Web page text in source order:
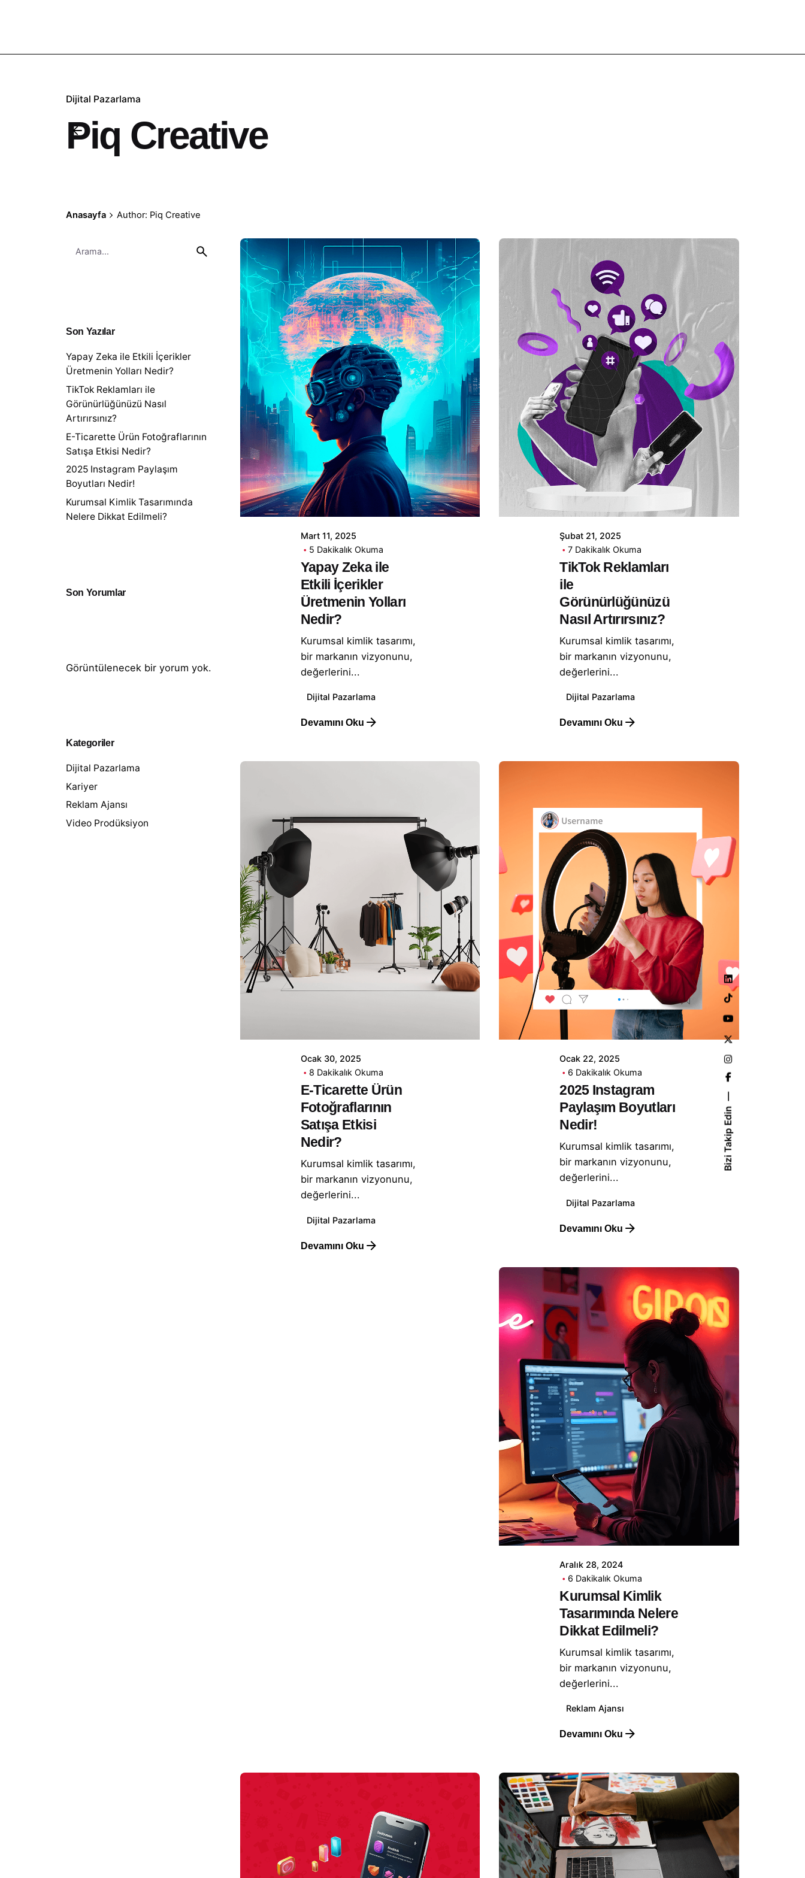
Bizi Takip Edin
Dijital Pazarlama
Piq Creative
Anasayfa Author: Piq Creative
f
r
Son Yazılar
Yapay Zeka ile Etkili İçerikler
Üretmenin Yolları Nedir?
TikTok Reklamları ile
Görünürlüğünüzü Nasıl
Artırırsınız?
E-Ticarette Ürün Fotoğraflarının
Satışa Etkisi Nedir?
2025 Instagram Paylaşım
Boyutları Nedir!
Kurumsal Kimlik Tasarımında
Nelere Dikkat Edilmeli?
Son Yorumlar
Görüntülenecek bir yorum yok.
Kategoriler
Dijital Pazarlama
Kariyer
Reklam Ajansı
Video Prodüksiyon
Yazar
Piq Creative
Mart 11, 2025
5 Dakikalık Okuma
Yapay Zeka ile
Etkili İçerikler
Üretmenin Yolları
Nedir?
Kurumsal kimlik tasarımı,
bir markanın vizyonunu,
değerlerini...
Dijital Pazarlama
Devamını Oku
Yazar
Piq Creative
Şubat 21, 2025
7 Dakikalık Okuma
TikTok Reklamları
ile
Görünürlüğünüzü
Nasıl Artırırsınız?
Kurumsal kimlik tasarımı,
bir markanın vizyonunu,
değerlerini...
Dijital Pazarlama
Devamını Oku
Yazar
Ocak 30, 2025
8 Dakikalık Okuma
E-Ticarette Ürün
Fotoğraflarının
Satışa Etkisi
Nedir?
Kurumsal kimlik tasarımı,
bir markanın vizyonunu,
değerlerini...
Dijital Pazarlama
Devamını Oku
Yazar
Piq Creative
Ocak 22, 2025
6 Dakikalık Okuma
2025 Instagram
Paylaşım Boyutları
Nedir!
Kurumsal kimlik tasarımı,
bir markanın vizyonunu,
değerlerini...
Dijital Pazarlama
Devamını Oku
Yazar
Piq Creative
Aralık 28, 2024
6 Dakikalık Okuma
Kurumsal Kimlik
Tasarımında Nelere
Dikkat Edilmeli?
Kurumsal kimlik tasarımı,
bir markanın vizyonunu,
değerlerini...
Reklam Ajansı
Devamını Oku